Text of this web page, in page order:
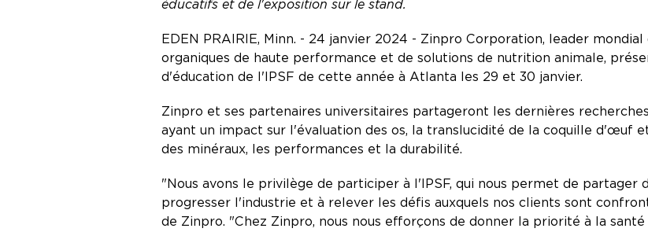
éducatifs et de l'exposition sur le stand.
EDEN PRAIRIE, Minn. - 24 janvier 2024 - Zinpro Corporation, leader
organiques de haute performance et de solutions de nutrition animale,
d'éducation de l'IPSF de cette année à Atlanta les 29 et 30 janvier.
Zinpro et ses partenaires universitaires partageront les dernières
ayant un impact sur l'évaluation des os, la translucidité de la coquille d'œuf
des minéraux, les performances et la durabilité.
"Nous avons le privilège de participer à l'IPSF, qui nous permet de
progresser l'industrie et à relever les défis auxquels nos clients sont
de Zinpro. "Chez Zinpro, nous nous efforçons de donner la priorité à la